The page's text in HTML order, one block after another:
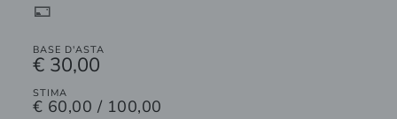
%
BASE D'ASTA
€ 30,00
STIMA
€ 60,00 / 100,00